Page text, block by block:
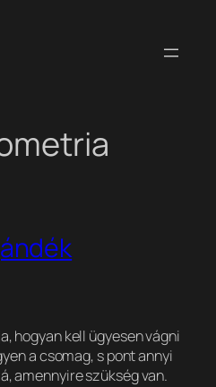
hogyan kell ügyesen vágni
a csomag, s pont annyi
amennyire szükség van.